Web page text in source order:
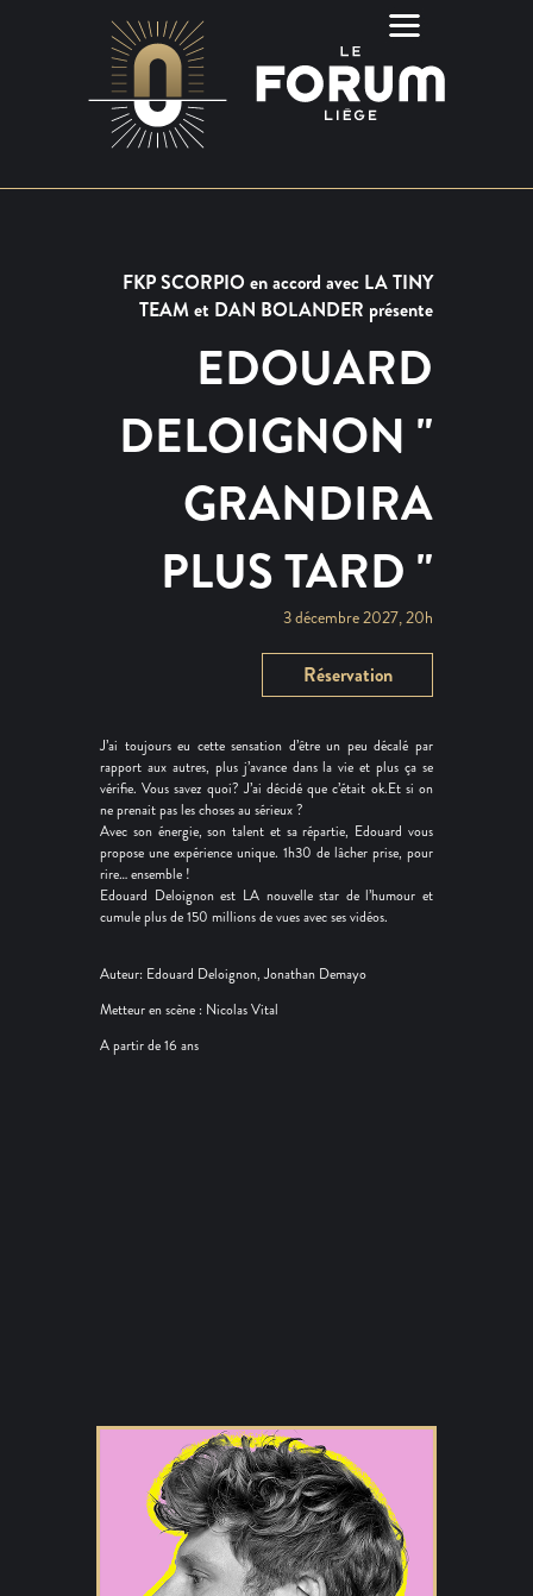
FKP SCORPIO en accord avec LA TINY
TEAM et DAN BOLANDER présente
EDOUARD
DELOIGNON "
GRANDIRA
PLUS TARD "
3 décembre 2027, 20h
Réservation
J’ai toujours eu cette sensation d’être un peu décalé par
rapport aux autres, plus j’avance dans la vie et plus ça se
vérifie. Vous savez quoi? J’ai décidé que c’était ok.Et si on
ne prenait pas les choses au sérieux ?
Avec son énergie, son talent et sa répartie, Edouard vous
propose une expérience unique. 1h30 de lâcher prise, pour
rire… ensemble !
Edouard Deloignon est LA nouvelle star de l’humour et
cumule plus de 150 millions de vues avec ses vidéos.
Auteur: Edouard Deloignon, Jonathan Demayo
Metteur en scène : Nicolas Vital
A partir de 16 ans